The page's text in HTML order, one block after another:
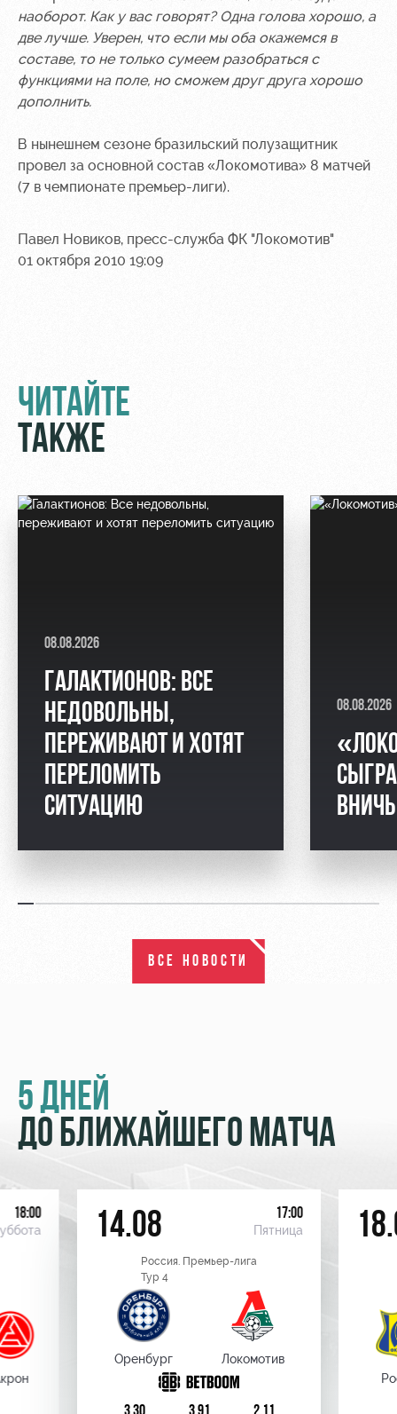
наоборот. Как у вас говорят? Одна голова хорошо, а
две лучше. Уверен, что если мы оба окажемся в
составе, то не только сумеем разобраться с
функциями на поле, но сможем друг друга хорошо
дополнить.
В нынешнем сезоне бразильский полузащитник
провел за основной состав «Локомотива» 8 матчей
(7 в чемпионате премьер-лиги).
Павел Новиков, пресс-служба ФК "Локомотив"
01 октября 2010 19:09
ЧИТАЙТЕ
ТАКЖЕ
08.08.2026
ГАЛАКТИОНОВ: ВСЕ
НЕДОВОЛЬНЫ,
ПЕРЕЖИВАЮТ И ХОТЯТ
ПЕРЕЛОМИТЬ
СИТУАЦИЮ
08.08.2026
ВСЕ НОВОСТИ
5 ДНЕЙ
ДО БЛИЖАЙШЕГО МАТЧА
18:00 14.08 17:00
Пятница
Россия. Премьер-лига
Тур 4
Оренбург Локомотив